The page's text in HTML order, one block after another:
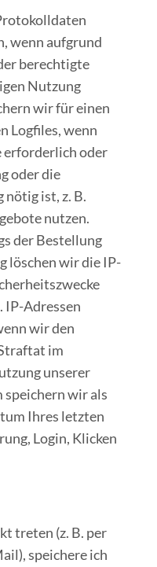
wenn aufgrund
berechtigte
Nutzung
wir für einen
Logfiles, wenn
erforderlich oder
oder die
nötig ist, z. B.
nutzen.
der Bestellung
löschen wir die IP-
Adressen
wir den
im
unserer
speichern wir als
Ihres letzten
Login, Klicken
treten (z. B. per
speichere ich